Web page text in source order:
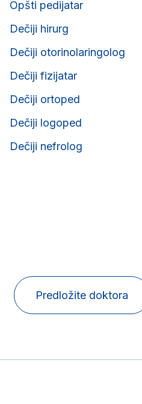
Opšti pedijatar
Dečiji hirurg
Dečiji otorinolaringolog
Dečiji fizijatar
Dečiji ortoped
Dečiji logoped
Dečiji nefrolog
Predložite doktora